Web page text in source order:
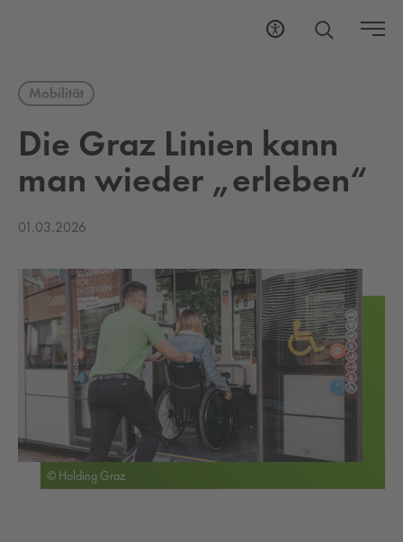
Mobilität
Die Graz Li­ni­en kann
man wie­der „er­le­ben“
01.03.2026
© Holding Graz